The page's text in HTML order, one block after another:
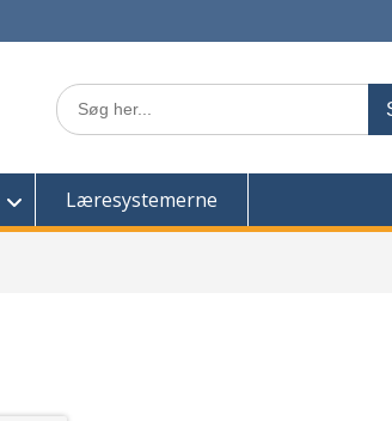
Search
for:
Læresystemerne